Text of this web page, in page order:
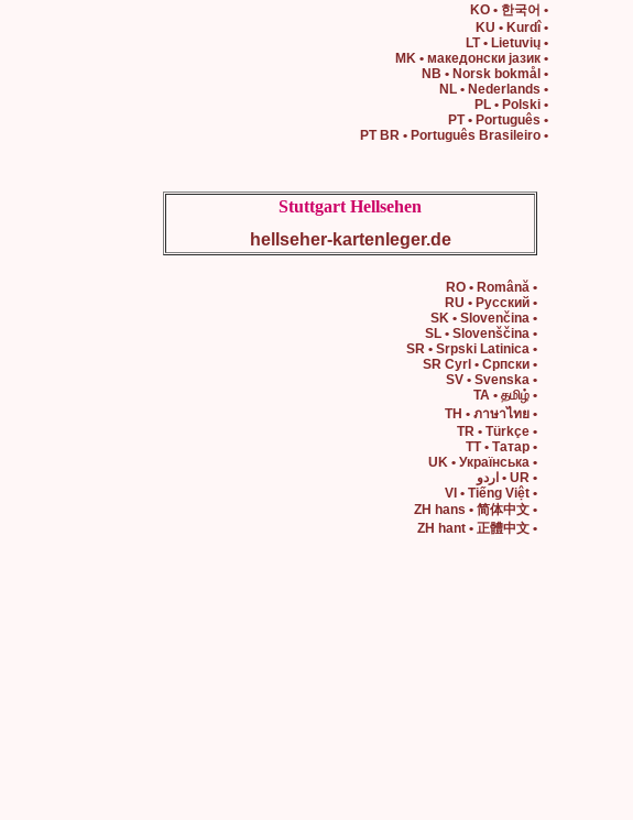
• KO • 한국어
• KU • Kurdî
• LT • Lietuvių
• MK • македонски јазик
• NB • Norsk bokmål
• NL • Nederlands
• PL • Polski
• PT • Português
• PT BR • Português Brasileiro
Stuttgart Hellsehen
hellseher-kartenleger.de
• RO • Română
• RU • Русский
• SK • Slovenčina
• SL • Slovenščina
• SR • Srpski Latinica
• SR Cyrl • Српски
• SV • Svenska
• TA • தமிழ்
• TH • ภาษาไทย
• TR • Türkçe
• TT • Татар
• UK • Українська
• UR • اردو
• VI • Tiếng Việt
• ZH hans • 简体中文
• ZH hant • 正體中文